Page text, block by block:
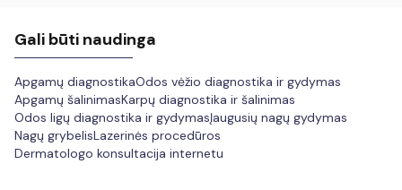
Gali būti naudinga
Apgamų diagnostikaOdos vėžio diagnostika ir gydymas
Apgamų šalinimasKarpų diagnostika ir šalinimas
Odos ligų diagnostika ir gydymasĮaugusių nagų gydymas
Nagų grybelisLazerinės procedūros
Dermatologo konsultacija internetu